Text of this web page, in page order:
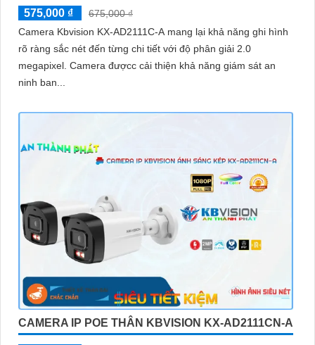
575,000 ₫
675,000 ₫
Camera Kbvision KX-AD2111C-A mang lại khả năng ghi hình
rõ ràng sắc nét đến từng chi tiết với độ phân giải 2.0
megapixel. Camera đượcc cải thiện khả năng giám sát an
ninh ban...
CAMERA IP POE THÂN KBVISION KX-AD2111CN-A